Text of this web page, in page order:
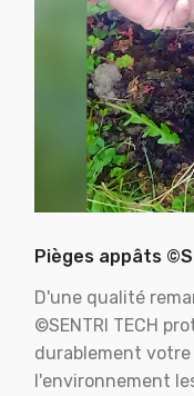
Pièges appâts
D'une qualité
©SENTRI TECH
durablement
l'environnement